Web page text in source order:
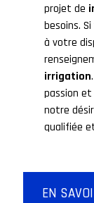
projet de
besoins.
à votre
irrigation
passion et
notre
qualifiée
EN